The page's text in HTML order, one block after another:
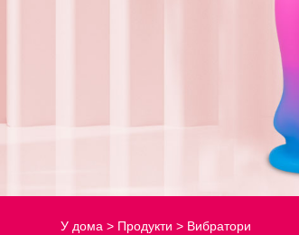
У дома > Продукти > Вибратори